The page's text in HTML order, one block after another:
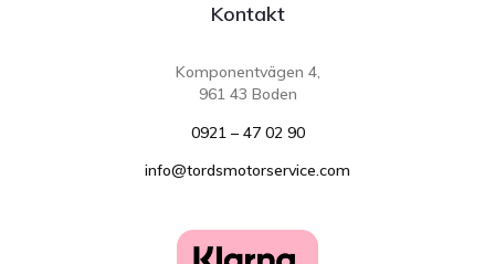
Kontakt
Komponentvägen 4,
961 43 Boden
0921 – 47 02 90
info@tordsmotorservice.com